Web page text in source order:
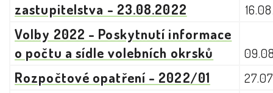
zastupitelstva - 23.08.2022
Volby 2022 - Poskytnutí informace
o počtu a sídle volebních okrsků
Rozpočtové opatření - 2022/01